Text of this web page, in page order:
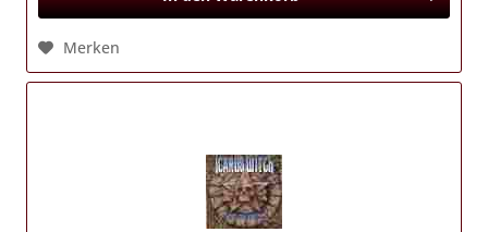
Merken